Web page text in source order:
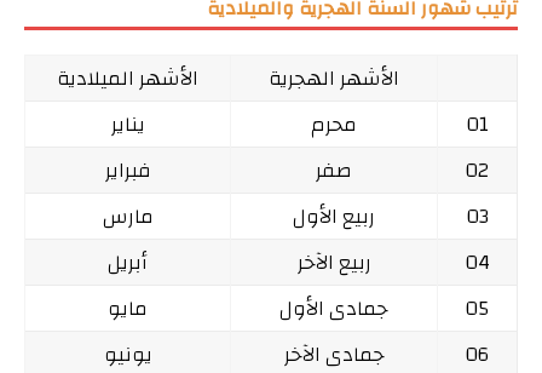
ترتيب شهور السنة الهجرية والميلادية
الأشهر الهجرية
الأشهر الميلادية
01
محرم
يناير
02
صفر
فبراير
03
ربيع الأول
مارس
04
ربيع الآخر
أبريل
05
جمادى الأول
مايو
06
جمادى الآخر
يونيو